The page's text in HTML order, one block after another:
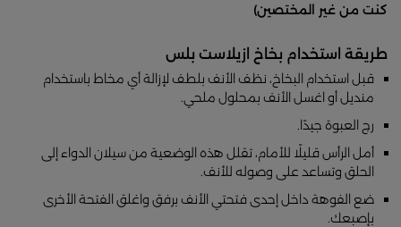
كنت من غير المختصين)
طريقة استخدام بخاخ ازيلاست بلس
قبل استخدام البخاخ، نظف الأنف بلطف لإزالة أي مخاط باستخدام
منديل أو اغسل الأنف بمحلول ملحي.
رج العبوة جيدًا.
أمل الرأس قليلًا للأمام، تقلل هذه الوضعية من سيلان الدواء إلى
الحلق وتساعد على وصوله للأنف.
ضع الفوهة داخل إحدى فتحتي الأنف برفق واغلق الفتحة الأخرى
بإصبعك.